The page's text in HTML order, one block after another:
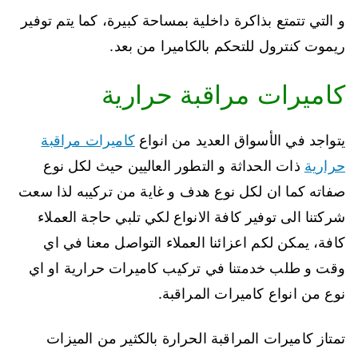
و التي تتمتع بذاكرة داخلية بمساحة كبيرة، كما يتم توفير
ريموت كنترول للتحكم بالكاميرا من بعد.
كاميرات مراقبة حرارية
يتواجد في الأسواق العديد من انواعكاميرات مراقبة
حرارية ذات الحداثة و التطور العاليين حيث لكل نوع
صفاته كما ان لكل نوع هدف و غاية من تركيبه لذا سعت
شركتنا الى توفير كافة الانواع لكي تلبي حاجة العملاء
كافة، يمكن لكم اعزائنا العملاء التواصل معنا في اي
وقت و طلب خدمتنا في تركيب كاميرات حرارية او اي
نوع من انواع كاميرات المراقبة.
تمتاز كاميرات المراقبة الحرارة بالكثير من الميزات